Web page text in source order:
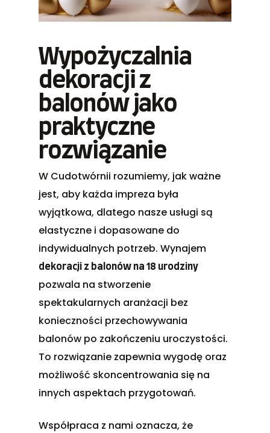
Wypożyczalnia
dekoracji z
balonów jako
praktyczne
rozwiązanie
W Cudotwórnii rozumiemy, jak ważne
jest, aby każda impreza była
wyjątkowa, dlatego nasze usługi są
elastyczne i dopasowane do
indywidualnych potrzeb. Wynajem
dekoracji z balonów na 18 urodziny
pozwala na stworzenie
spektakularnych aranżacji bez
konieczności przechowywania
balonów po zakończeniu uroczystości.
To rozwiązanie zapewnia wygodę oraz
możliwość skoncentrowania się na
innych aspektach przygotowań.
Współpraca z nami oznacza, że